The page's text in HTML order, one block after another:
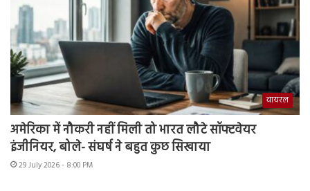
वायरल
अमेरिका में नौकरी नहीं मिली तो भारत लौटे सॉफ्टवेयर
इंजीनियर, बोले- संघर्ष ने बहुत कुछ सिखाया
29 July 2026 - 8:00 PM